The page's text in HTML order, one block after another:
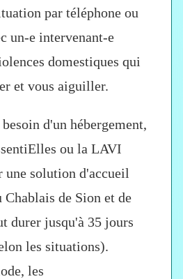
par téléphone ou
un-e intervenant-e
domestiques qui
et vous aiguiller.
d'un hébergement,
ou la LAVI
une solution d'accueil
Chablais de Sion et de
durer jusqu'à 35 jours
les situations).
les